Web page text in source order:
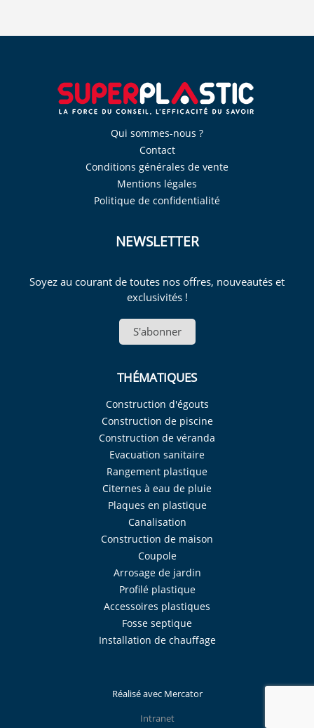
Qui sommes-nous ?
Contact
Conditions générales de vente
Mentions légales
Politique de confidentialité
NEWSLETTER
Soyez au courant de toutes nos offres, nouveautés et
exclusivités !
S'abonner
THÉMATIQUES
Construction d'égouts
Construction de piscine
Construction de véranda
Evacuation sanitaire
Rangement plastique
Citernes à eau de pluie
Plaques en plastique
Canalisation
Construction de maison
Coupole
Arrosage de jardin
Profilé plastique
Accessoires plastiques
Fosse septique
Installation de chauffage
Réalisé avec Mercator
Intranet